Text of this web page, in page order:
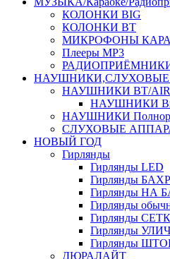
КОЛОНКИ BIG
КОЛОНКИ BT
МИКРОФОНЫ
Плееры MP3
НАУШНИКИ,СЛУХОВЫЕ
НАУШНИКИ BT/
НАУШНИКИ
НАУШНИКИ
СЛУХОВЫЕ
НОВЫЙ ГОД
Гирлянды
Гирлянды LED
Гирлянды
Гирлянды НА
Гирлянды
Гирлянды
Гирлянды
Гирлянды
ДЮРАЛАЙТ